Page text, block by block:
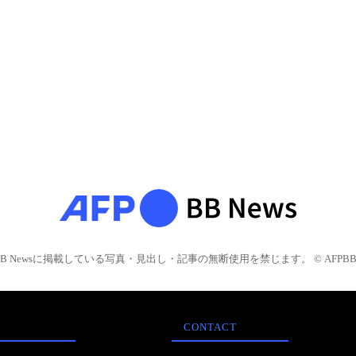
Newsに掲載している写真・見出し・記事の無断使用を禁じます。 © AFPBB
CONTACT